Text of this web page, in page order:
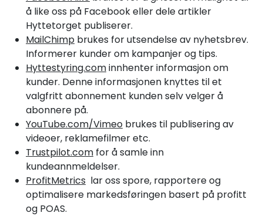
å like oss på Facebook eller dele artikler
Hyttetorget publiserer.
MailChimp brukes for utsendelse av nyhetsbrev.
Informerer kunder om kampanjer og tips.
Hyttestyring.cominnhenter informasjon om
kunder. Denne informasjonen knyttes til et
valgfritt abonnement kunden selv velger å
abonnere på.
YouTube.com/Vimeo brukes til publisering av
videoer, reklamefilmer etc.
Trustpilot.com for å samle inn
kundeannmeldelser.
ProfitMetrics lar oss spore, rapportere og
optimalisere markedsføringen basert på profitt
og POAS.